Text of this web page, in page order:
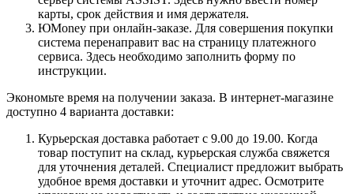
карты, срок действия и имя держателя.
ЮMoney при онлайн-заказе. Для совершения покупки
система перенаправит вас на страницу платежного
сервиса. Здесь необходимо заполнить форму по
инструкции.
Экономьте время на получении заказа. В интернет-магазине
доступно 4 варианта доставки:
Курьерская доставка работает с 9.00 до 19.00. Когда
товар поступит на склад, курьерская служба свяжется
для уточнения деталей. Специалист предложит выбрать
удобное время доставки и уточнит адрес. Осмотрите